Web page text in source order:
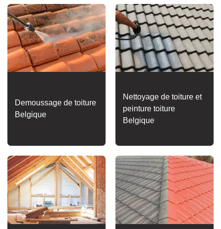
Demoussage de toiture
Belgique
Nettoyage de toiture et
peinture toiture
Belgique